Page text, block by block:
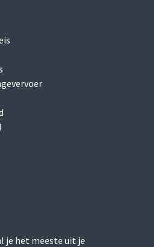
je het meeste uit je